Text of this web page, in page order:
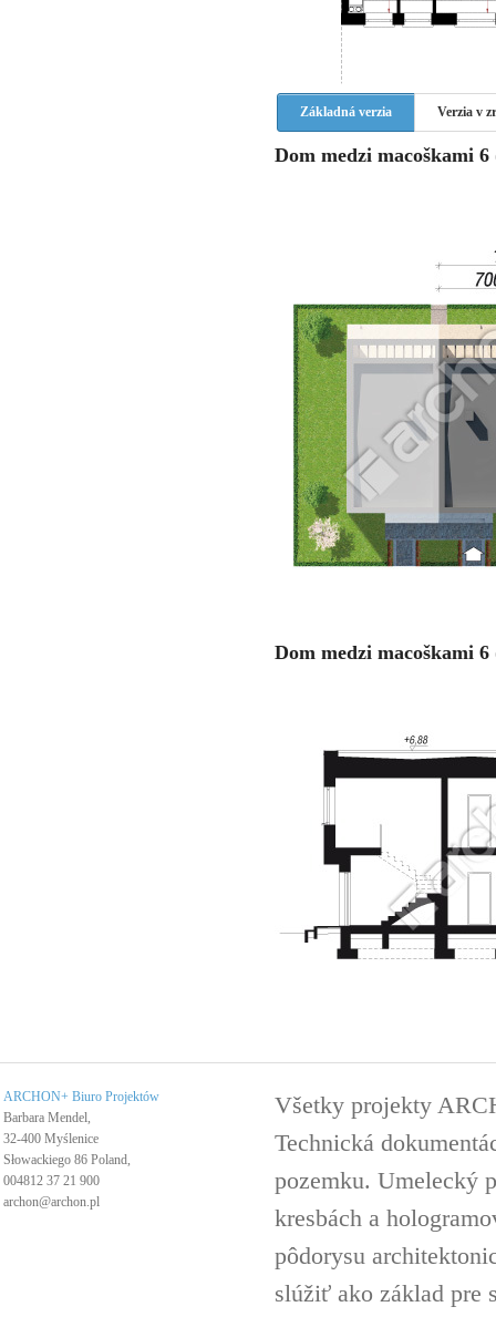
Základná verzia Verzia v
Dom medzi macoškami
Dom medzi macoškami
ARCHON+ Biuro Projektów
Barbara Mendel,
32-400 Myślenice
Słowackiego 86 Poland,
004812 37 21 900
archon@archon.pl
Všetky projekty
Technická
pozemku. Umelecký
kresbách a
pôdorysu
slúžiť ako základ pre